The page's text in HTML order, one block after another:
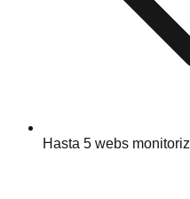
Hasta 5 webs